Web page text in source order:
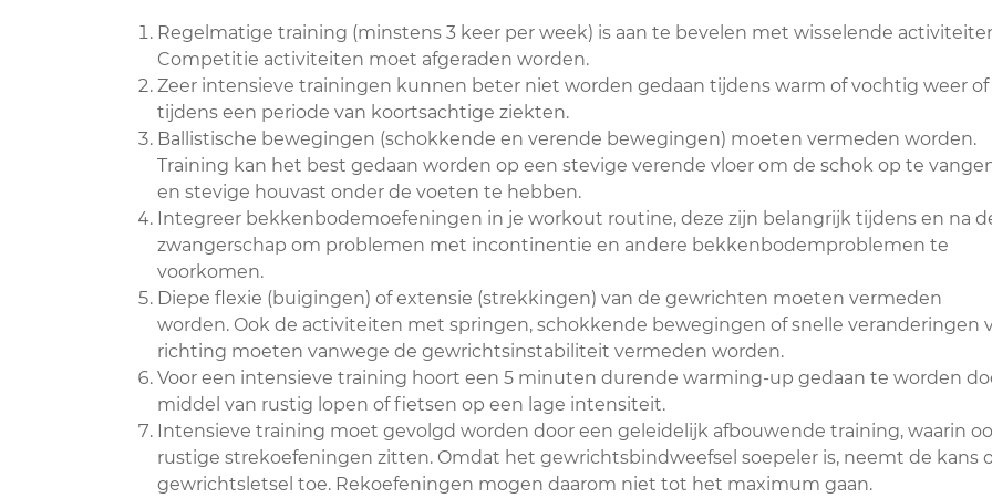
Regelmatige training (minstens 3 keer per week) is aan te bevelen met wisselende
Competitie activiteiten moet afgeraden worden.
Zeer intensieve trainingen kunnen beter niet worden gedaan tijdens warm of vochtig weer of
tijdens een periode van koortsachtige ziekten.
Ballistische bewegingen (schokkende en verende bewegingen) moeten vermeden worden.
Training kan het best gedaan worden op een stevige verende vloer om de schok op te
en stevige houvast onder de voeten te hebben.
Integreer bekkenbodemoefeningen in je workout routine, deze zijn belangrijk tijdens en na
zwangerschap om problemen met incontinentie en andere bekkenbodemproblemen te
voorkomen.
Diepe flexie (buigingen) of extensie (strekkingen) van de gewrichten moeten vermeden
worden. Ook de activiteiten met springen, schokkende bewegingen of snelle veranderingen
richting moeten vanwege de gewrichtsinstabiliteit vermeden worden.
Voor een intensieve training hoort een 5 minuten durende warming-up gedaan te worden
middel van rustig lopen of fietsen op een lage intensiteit.
Intensieve training moet gevolgd worden door een geleidelijk afbouwende training, waarin
rustige strekoefeningen zitten. Omdat het gewrichtsbindweefsel soepeler is, neemt de kans
gewrichtsletsel toe. Rekoefeningen mogen daarom niet tot het maximum gaan.